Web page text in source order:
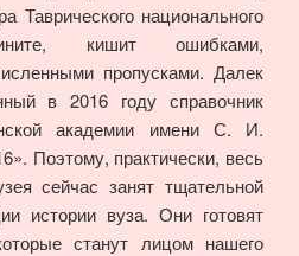
Таврического национального
кишит ошибками,
пропусками. Далек
в 2016 году справочник
академии имени С. И.
Поэтому, практически, весь
сейчас занят тщательной
истории вуза. Они готовят
станут лицом нашего